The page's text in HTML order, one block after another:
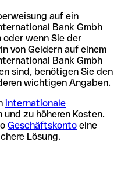
auf ein
Bank Gmbh
oder wenn Sie der
von Geldern auf einem
Bank Gmbh
sind, benötigen Sie den
wichtigen Angaben.
internationale
zu höheren Kosten.
Geschäftskonto eine
Lösung.